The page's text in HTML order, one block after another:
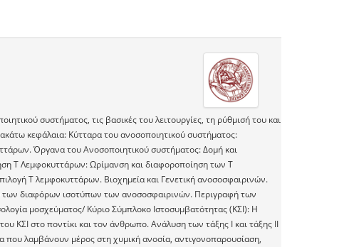
συστήματος, τις βασικές του λειτουργίες, τη ρύθμισή του και
κεφάλαια: Kύτταρα του ανοσοποιητικού συστήματος:
Όργανα του Aνοσοποιητικού συστήματος: Δομή και
Τ Λεμφοκυττάρων: Ωρίμανση και διαφοροποίηση των Τ
Τ λεμφοκυττάρων. Bιοχημεία και Γενετική ανοσοσφαιρινών.
των διαφόρων ισοτύπων των ανοσοσφαιρινών. Περιγραφή των
μοσχεύματος/ Κύριο Σύμπλοκο Ιστοσυμβατότητας (ΚΣΙ): Η
ΚΣΙ στο ποντίκι και τον άνθρωπο. Ανάλυση των τάξης Ι και τάξης ΙΙ
λαμβάνουν μέρος στη χυμική ανοσία, αντιγονοπαρουσίαση,